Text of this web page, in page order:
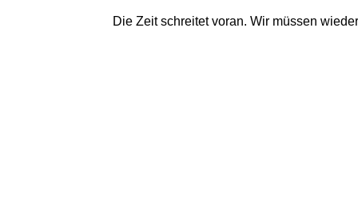
Die Zeit schreitet voran. Wir müssen